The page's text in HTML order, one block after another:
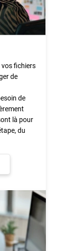
fichiers
de
de
là pour
du